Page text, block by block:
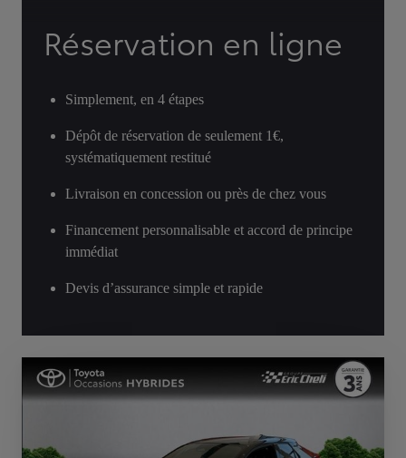
Réservation en ligne
Simplement, en 4 étapes
Dépôt de réservation de seulement 1€,
systématiquement restitué
Livraison en concession ou près de chez vous
Financement personnalisable et accord de principe
immédiat
Devis d’assurance simple et rapide